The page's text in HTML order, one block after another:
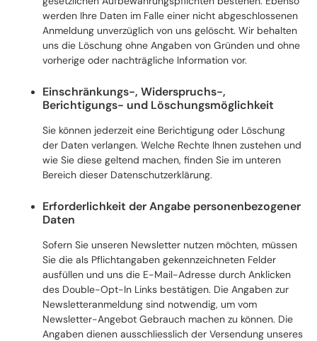
werden Ihre Daten im Falle einer nicht abgeschlossenen
Anmeldung unverzüglich von uns gelöscht. Wir behalten
uns die Löschung ohne Angaben von Gründen und ohne
vorherige oder nachträgliche Information vor.
Einschränkungs-, Widerspruchs-,
Berichtigungs- und Löschungsmöglichkeit
Sie können jederzeit eine Berichtigung oder Löschung
der Daten verlangen. Welche Rechte Ihnen zustehen und
wie Sie diese geltend machen, finden Sie im unteren
Bereich dieser Datenschutzerklärung.
Erforderlichkeit der Angabe personenbezogener
Daten
Sofern Sie unseren Newsletter nutzen möchten, müssen
Sie die als Pflichtangaben gekennzeichneten Felder
ausfüllen und uns die E-Mail-Adresse durch Anklicken
des Double-Opt-In Links bestätigen. Die Angaben zur
Newsletteranmeldung sind notwendig, um vom
Newsletter-Angebot Gebrauch machen zu können. Die
Angaben dienen ausschliesslich der Versendung unseres